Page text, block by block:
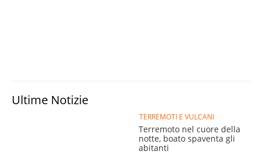
Ultime Notizie
TERREMOTI E VULCANI
Terremoto nel cuore della
notte, boato spaventa gli
abitanti